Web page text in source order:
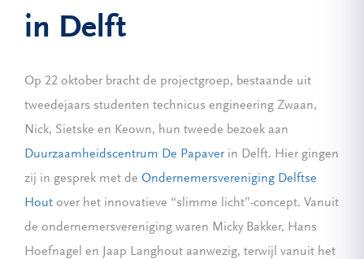
in Delft
Op 22 oktober bracht de projectgroep, bestaande uit
tweedejaars studenten technicus engineering Zwaan,
Nick, Sietske en Keown, hun tweede bezoek aan
Duurzaamheidscentrum De Papaverin Delft. Hier gingen
zij in gesprek met de Ondernemersvereniging Delftse
Hout over het innovatieve “slimme licht”-concept. Vanuit
de ondernemersvereniging waren Micky Bakker, Hans
Hoefnagel en Jaap Langhout aanwezig, terwijl vanuit het